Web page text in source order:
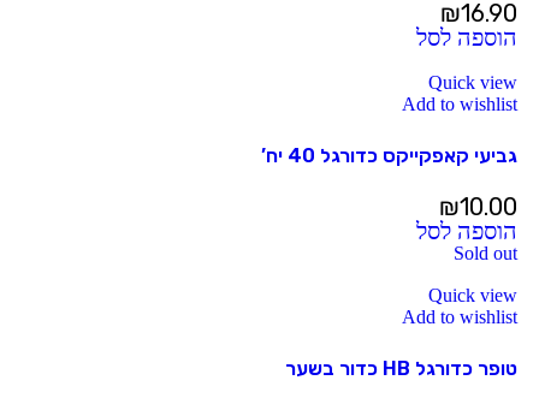
₪16.90
הוספה לסל
Quick view
Add to wishlist
גביעי קאפקייקס כדורגל 40 יח’
₪10.00
הוספה לסל
Sold out
Quick view
Add to wishlist
טופר כדורגל HB כדור בשער